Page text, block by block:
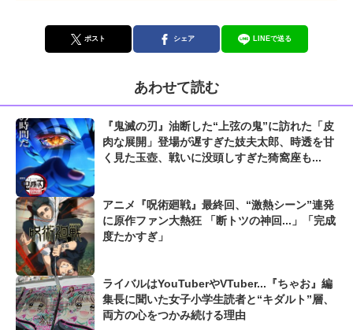
ポスト シェア LINEで送る
あわせて読む
『鬼滅の刃』油断した“上弦の鬼”に訪れた「皮
肉な展開」登場が遅すぎた妓夫太郎、時透を甘
く見た玉壺、戦いに没頭しすぎた猗窩座も...
アニメ『呪術廻戦』最終回、“激熱シーン”連発
に原作ファン大熱狂 「断トツの神回...」「完成
度たかすぎ」
ライバルはYouTuberやVTuber...『ちゃお』編
集長に聞いた女子小学生読者と“キダルト”層、
両方の心をつかみ続ける理由